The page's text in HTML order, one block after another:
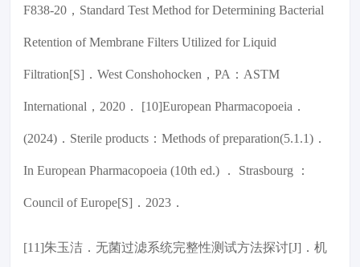
F838-20，Standard Test Method for Determining Bacterial
Retention of Membrane Filters Utilized for Liquid
Filtration[S]．West Conshohocken，PA：ASTM
International，2020． [10]European Pharmacopoeia．
(2024)．Sterile products：Methods of preparation(5.1.1)．
In European Pharmacopoeia (10th ed.) ． Strasbourg ：
Council of Europe[S]．2023．
[11]朱玉洁．无菌过滤系统完整性测试方法探讨[J]．机